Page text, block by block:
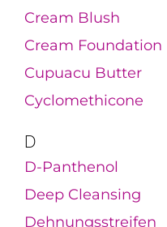
Cream Blush
Cream Foundation
Cupuacu Butter
Cyclomethicone
D
D-Panthenol
Deep Cleansing
Dehnungsstreifen